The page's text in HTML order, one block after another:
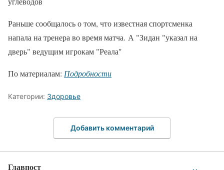
Раньше сообщалось о том, что известная спортсменка
напала на тренера во время матча. А "Зидан "указал на
дверь" ведущим игрокам "Реала"
По материалам: Подробности
Категории: Здоровье
Добавить комментарий
Главпост